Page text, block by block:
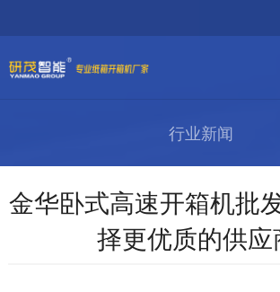
行业新闻
金华卧式高速开箱机批
择更优质的供应